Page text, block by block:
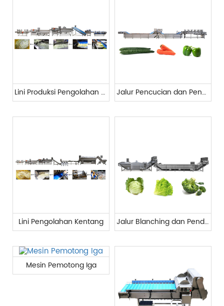
Lini Produksi Pengolahan Sayuran Daun Jalur Pencucian dan Pengeringan Sayuran
Lini Pengolahan Kentang Jalur Blanching dan Pendinginan
Mesin Pemotong Iga